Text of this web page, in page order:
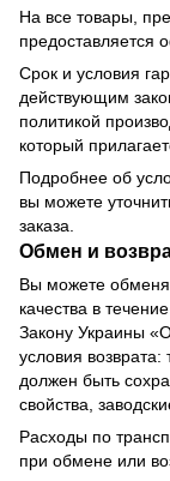
На все товары,
предоставляется
Срок и условия
действующим
политикой
который
Подробнее об
вы можете
заказа.
Обмен и
Вы можете
качества в
Закону Украины
условия возврата:
должен быть
свойства,
Расходы по
при обмене или